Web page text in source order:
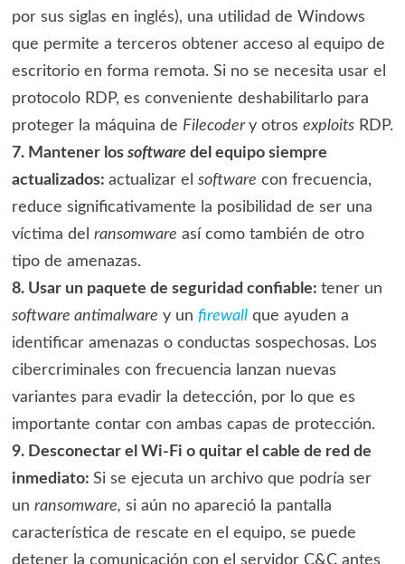
por sus siglas en inglés), una utilidad de Windows
que permite a terceros obtener acceso al equipo de
escritorio en forma remota. Si no se necesita usar el
protocolo RDP, es conveniente deshabilitarlo para
proteger la máquina de Filecodery otros exploitsRDP.
7. Mantener los software del equipo siempre
actualizados: actualizar el software con frecuencia,
reduce significativamente la posibilidad de ser una
víctima del ransomware así como también de otro
tipo de amenazas.
8. Usar un paquete de seguridad confiable: tener un
software antimalware y un firewallque ayuden a
identificar amenazas o conductas sospechosas. Los
cibercriminales con frecuencia lanzan nuevas
variantes para evadir la detección, por lo que es
importante contar con ambas capas de protección.
9. Desconectar el Wi-Fi o quitar el cable de red de
inmediato: Si se ejecuta un archivo que podría ser
un ransomware, si aún no apareció la pantalla
característica de rescate en el equipo, se puede
detener la comunicación con el servidor C&C antes